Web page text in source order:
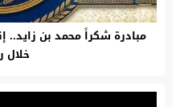
مبادرة شكراً محمد بن زايد..
خلال